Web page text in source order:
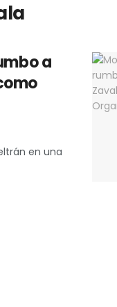
a
en una